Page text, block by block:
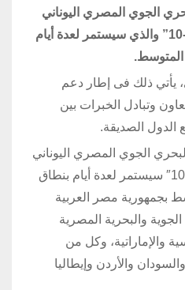
الجوي المصري اليوناني
القبرصي المشترك “ميدوزا-10” والذي سيستمر لعدة أيام
يأتي ذلك فى إطار دعم
وتبادل الخبرات بين
الدول الصديقة.
الجوي المصري اليوناني
القبرصي المشترك “ميدوزا-10″ سيستمر لعدة أيام بنطاق
بجمهورية مصر العربية
والبحرية المصرية
والإماراتية، وكل من
والأردن وإيطاليا